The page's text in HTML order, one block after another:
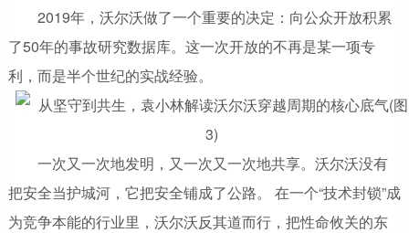
2019年，沃尔沃做了一个重要的决定：向公众开放积累
了50年的事故研究数据库。这一次开放的不再是某一项专
利，而是半个世纪的实战经验。
一次又一次地发明，又一次又一次地共享。沃尔沃没有
把安全当护城河，它把安全铺成了公路。 在一个“技术封锁”成
为竞争本能的行业里，沃尔沃反其道而行，把性命攸关的东